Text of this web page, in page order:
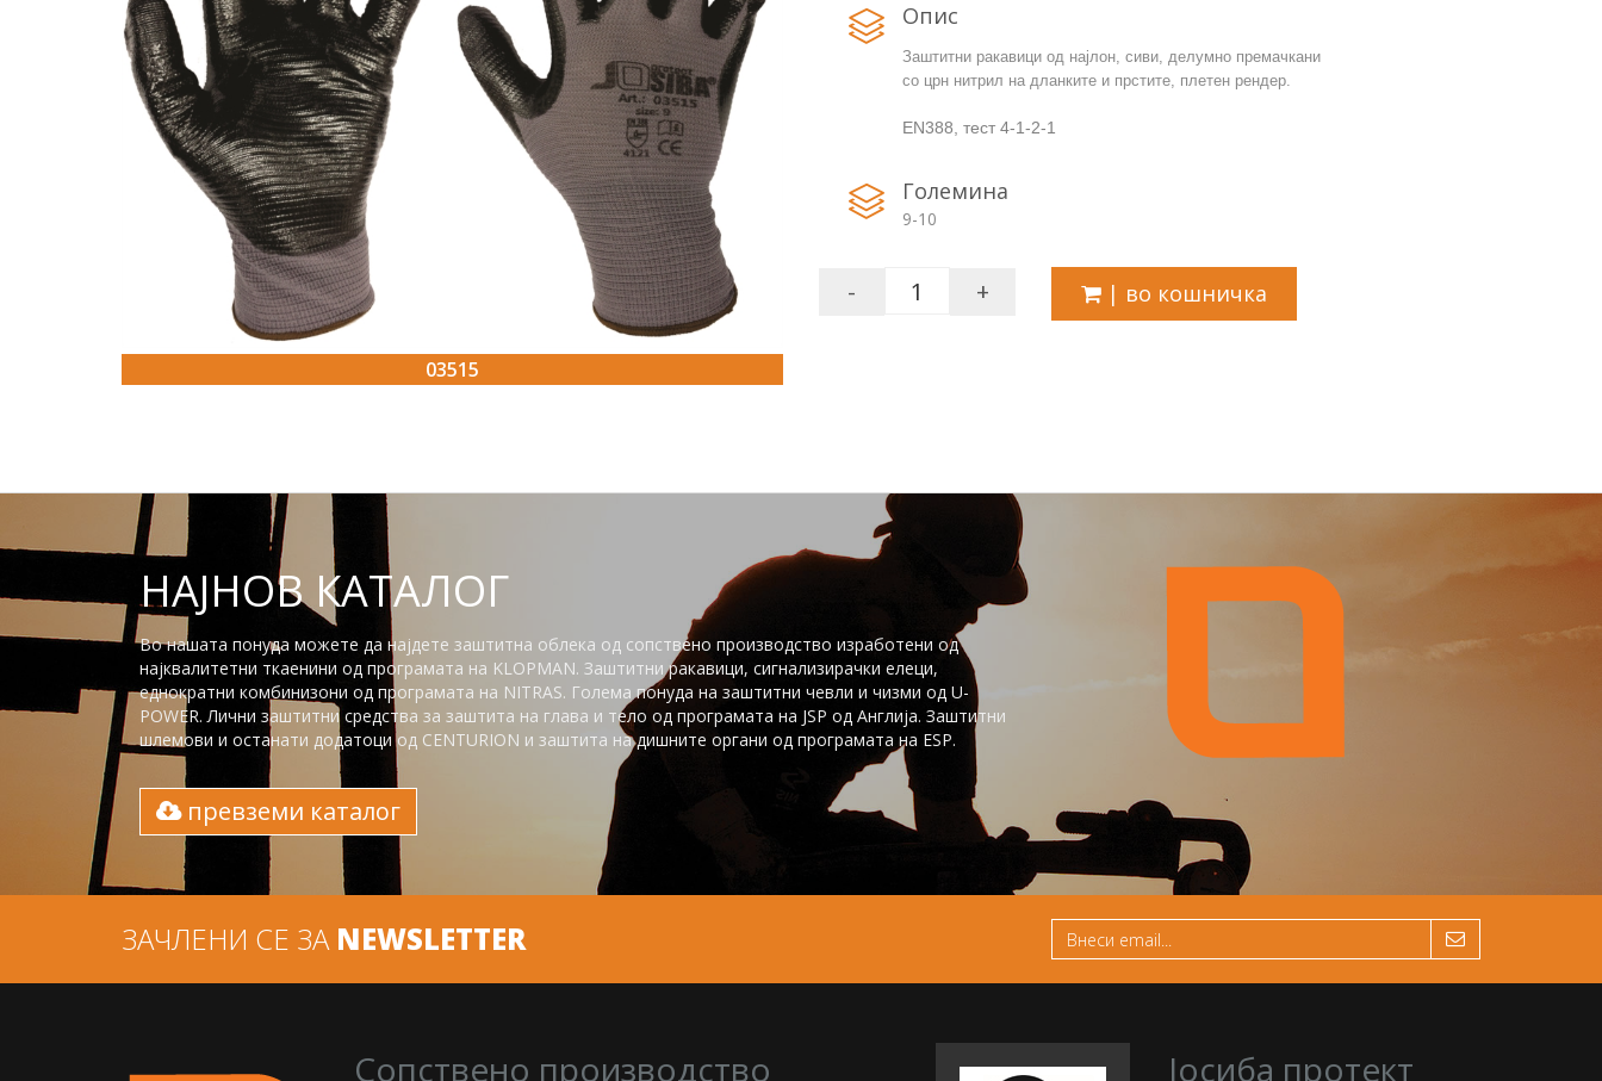
03515
Опис
Заштитни ракавици од најлон, сиви, делумно премачкани
со црн нитрил на дланките и прстите, плетен рендер.
EN388, тест 4-1-2-1
Големина
9-10
- + | во кошничка
НАЈНОВ КАТАЛОГ
Во нашата понуда можете да најдете заштитна облека од сопствено производство изработени од
најквалитетни ткаенини од програмата на KLOPMAN. Заштитни ракавици, сигнализирачки елеци,
еднократни комбинизони од програмата на NITRAS. Голема понуда на заштитни чевли и чизми од U-
POWER. Лични заштитни средства за заштита на глaва и тело од програмата на JSP од Англија. Заштитни
шлемови и останати додатоци од CENTURION и заштита на дишните органи од програмата на ESP.
превземи каталог
ЗАЧЛЕНИ СЕ ЗА NEWSLETTER
Сопствено производство Јосиба протект